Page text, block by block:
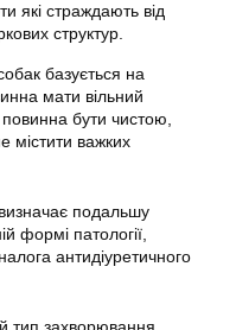
які страждають від
структур.
базується на
мати вільний
бути чистою,
містити важких
подальшу
формі патології,
антидіуретичного